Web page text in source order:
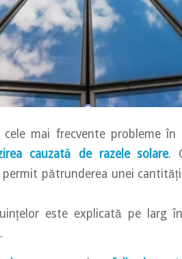
mai frecvente probleme în
cauzată de razele solare.
pătrunderea unei
este explicată pe larg
.